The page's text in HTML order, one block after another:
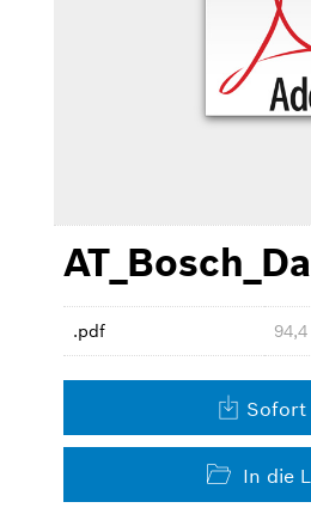
.pdf 94,4
Sofort
In die